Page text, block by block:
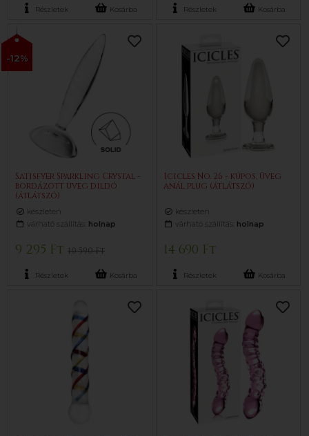
Részletek Kosárba Részletek Kosárba
-12%
Satisfyer Sparkling Crystal -
bordázott üveg dildó
(átlátszó)
készleten
várható szállítás: holnap
9 295 Ft10 590 Ft
Részletek Kosárba
Icicles No. 26 - kúpos, üveg
anál plug (átlátszó)
készleten
várható szállítás: holnap
14 690 Ft
Részletek Kosárba